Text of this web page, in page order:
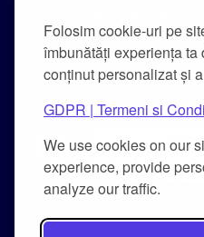
Folosim cookie-uri pe
îmbunătăți experiența ta
conținut personalizat și
GDPR | Termeni si
We use cookies on our
experience, provide
analyze our traffic.
Carta Universității
Combaterea hărțuirii
hărțuirii morale